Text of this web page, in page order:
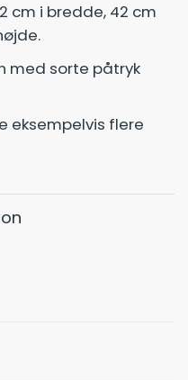
cm i bredde, 42 cm
med sorte påtryk
eksempelvis flere